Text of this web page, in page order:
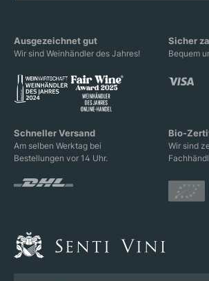
Ausgezeichnet gut
Wir sind Weinhändler des Jahres!
Sicher
Bequem
Schneller Versand
Am selben Werktag bei
Bestellungen vor 14 Uhr.
Bio-
Wir sind